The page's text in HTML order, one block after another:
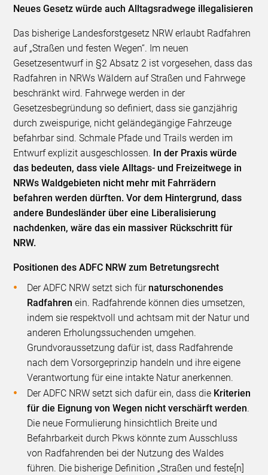
Neues Gesetz würde auch Alltagsradwege illegalisieren
Das bisherige Landesforstgesetz NRW erlaubt Radfahren
auf „Straßen und festen Wegen“. Im neuen
Gesetzesentwurf in §2 Absatz 2 ist vorgesehen, dass das
Radfahren in NRWs Wäldern auf Straßen und Fahrwege
beschränkt wird. Fahrwege werden in der
Gesetzesbegründung so definiert, dass sie ganzjährig
durch zweispurige, nicht geländegängige Fahrzeuge
befahrbar sind. Schmale Pfade und Trails werden im
Entwurf explizit ausgeschlossen. In der Praxis würde
das bedeuten, dass viele Alltags- und Freizeitwege in
NRWs Waldgebieten nicht mehr mit Fahrrädern
befahren werden dürften. Vor dem Hintergrund, dass
andere Bundesländer über eine Liberalisierung
nachdenken, wäre das ein massiver Rückschritt für
NRW.
Positionen des ADFC NRW zum Betretungsrecht
Der ADFC NRW setzt sich für naturschonendes
Radfahren ein. Radfahrende können dies umsetzen,
indem sie respektvoll und achtsam mit der Natur und
anderen Erholungssuchenden umgehen.
Grundvoraussetzung dafür ist, dass Radfahrende
nach dem Vorsorgeprinzip handeln und ihre eigene
Verantwortung für eine intakte Natur anerkennen.
Der ADFC NRW setzt sich dafür ein, dass die Kriterien
für die Eignung von Wegen nicht verschärft werden.
Die neue Formulierung hinsichtlich Breite und
Befahrbarkeit durch Pkws könnte zum Ausschluss
von Radfahrenden bei der Nutzung des Waldes
führen. Die bisherige Definition „Straßen und feste[n]